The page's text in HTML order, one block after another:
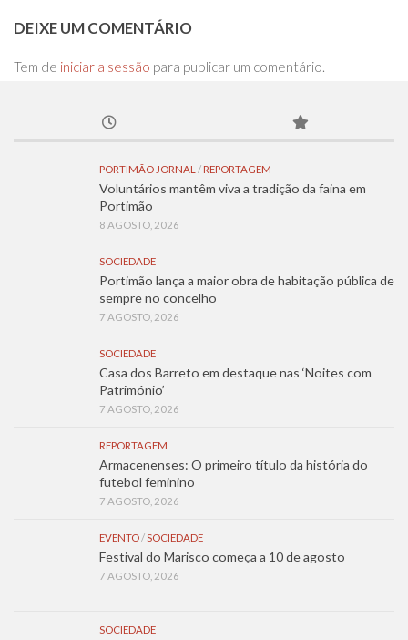
DEIXE UM COMENTÁRIO
Tem de iniciar a sessão para publicar um comentário.
PORTIMÃO JORNAL / REPORTAGEM
Voluntários mantêm viva a tradição da faina em
Portimão
8 AGOSTO, 2026
SOCIEDADE
Portimão lança a maior obra de habitação pública de
sempre no concelho
7 AGOSTO, 2026
SOCIEDADE
Casa dos Barreto em destaque nas ‘Noites com
Património’
7 AGOSTO, 2026
REPORTAGEM
Armacenenses: O primeiro título da história do
futebol feminino
7 AGOSTO, 2026
EVENTO/SOCIEDADE
Festival do Marisco começa a 10 de agosto
7 AGOSTO, 2026
SOCIEDADE